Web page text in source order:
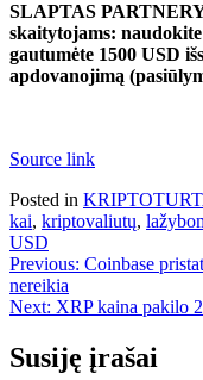
SLAPTAS
skaitytojams:
gautumėte 1500 USD
apdovanojimą
Source link
Posted in
kai, kriptovaliutų,
USD
Navigacija
tarp
Previous: Coinbase
nereikia
Next: XRP kaina pakilo
Susiję įrašai